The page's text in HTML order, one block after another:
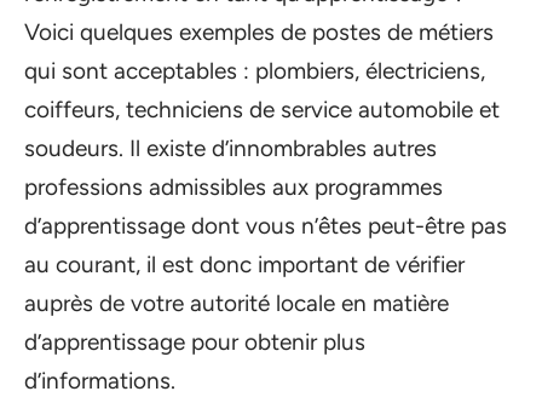
Voici quelques exemples de postes de métiers
qui sont acceptables : plombiers, électriciens,
coiffeurs, techniciens de service automobile et
soudeurs. Il existe d’innombrables autres
professions admissibles aux programmes
d’apprentissage dont vous n’êtes peut-être pas
au courant, il est donc important de vérifier
auprès de votre autorité locale en matière
d’apprentissage pour obtenir plus
d’informations.